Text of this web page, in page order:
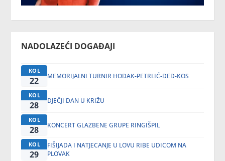
NADOLAZEĆI DOGAĐAJI
KOL
22 MEMORIJALNI TURNIR HODAK-PETRLIĆ-DED-KOS
KOL
28 DJEČJI DAN U KRIŽU
KOL
28 KONCERT GLAZBENE GRUPE RINGIŠPIL
KOL
29
FIŠIJADA I NATJECANJE U LOVU RIBE UDICOM NA
PLOVAK